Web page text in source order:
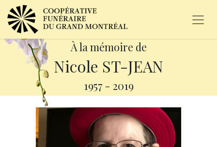
À la mémoire de
Nicole ST-JEAN
1957 - 2019